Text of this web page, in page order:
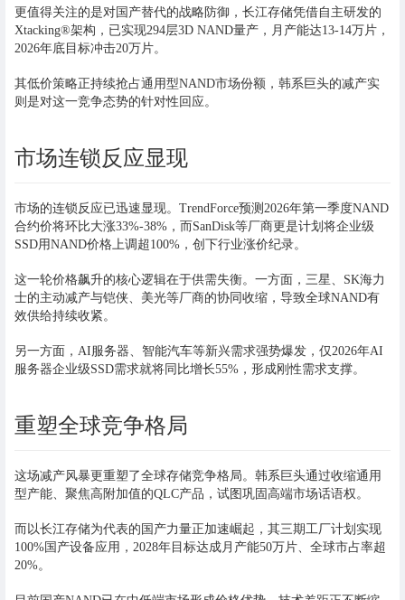
更值得关注的是对国产替代的战略防御，长江存储凭借自主研发的
Xtacking®架构，已实现294层3D NAND量产，月产能达13-14万片，
2026年底目标冲击20万片。
其低价策略正持续抢占通用型NAND市场份额，韩系巨头的减产实
则是对这一竞争态势的针对性回应。
市场连锁反应显现
市场的连锁反应已迅速显现。TrendForce预测2026年第一季度NAND
合约价将环比大涨33%-38%，而SanDisk等厂商更是计划将企业级
SSD用NAND价格上调超100%，创下行业涨价纪录。
这一轮价格飙升的核心逻辑在于供需失衡。一方面，三星、SK海力
士的主动减产与铠侠、美光等厂商的协同收缩，导致全球NAND有
效供给持续收紧。
另一方面，AI服务器、智能汽车等新兴需求强势爆发，仅2026年AI
服务器企业级SSD需求就将同比增长55%，形成刚性需求支撑。
重塑全球竞争格局
这场减产风暴更重塑了全球存储竞争格局。韩系巨头通过收缩通用
型产能、聚焦高附加值的QLC产品，试图巩固高端市场话语权。
而以长江存储为代表的国产力量正加速崛起，其三期工厂计划实现
100%国产设备应用，2028年目标达成月产能50万片、全球市占率超
20%。